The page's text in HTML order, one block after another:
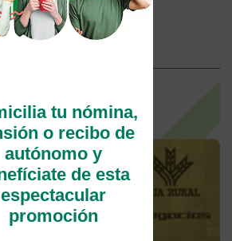
tu nómina,
o recibo de
autónomo y
de esta
espectacular
promoción